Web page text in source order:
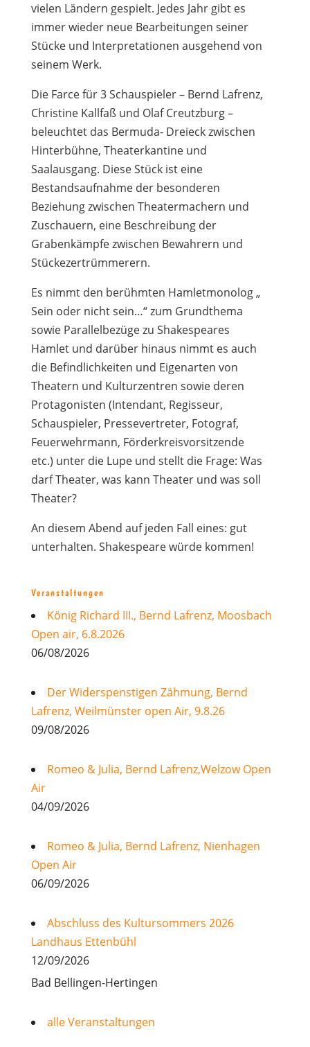
vielen Ländern gespielt. Jedes Jahr gibt es
immer wieder neue Bearbeitungen seiner
Stücke und Interpretationen ausgehend von
seinem Werk.
Die Farce für 3 Schauspieler – Bernd Lafrenz,
Christine Kallfaß und Olaf Creutzburg –
beleuchtet das Bermuda- Dreieck zwischen
Hinterbühne, Theaterkantine und
Saalausgang. Diese Stück ist eine
Bestandsaufnahme der besonderen
Beziehung zwischen Theatermachern und
Zuschauern, eine Beschreibung der
Grabenkämpfe zwischen Bewahrern und
Stückezertrümmerern.
Es nimmt den berühmten Hamletmonolog „
Sein oder nicht sein…“ zum Grundthema
sowie Parallelbezüge zu Shakespeares
Hamlet und darüber hinaus nimmt es auch
die Befindlichkeiten und Eigenarten von
Theatern und Kulturzentren sowie deren
Protagonisten (Intendant, Regisseur,
Schauspieler, Pressevertreter, Fotograf,
Feuerwehrmann, Förderkreisvorsitzende
etc.) unter die Lupe und stellt die Frage: Was
darf Theater, was kann Theater und was soll
Theater?
An diesem Abend auf jeden Fall eines: gut
unterhalten. Shakespeare würde kommen!
Veranstaltungen
König Richard III., Bernd Lafrenz, Moosbach
Open air, 6.8.2026
06/08/2026
Der Widerspenstigen Zähmung, Bernd
Lafrenz, Weilmünster open Air, 9.8.26
09/08/2026
Romeo & Julia, Bernd Lafrenz,Welzow Open
Air
04/09/2026
Romeo & Julia, Bernd Lafrenz, Nienhagen
Open Air
06/09/2026
Abschluss des Kultursommers 2026
Landhaus Ettenbühl
12/09/2026
Bad Bellingen-Hertingen
alle Veranstaltungen